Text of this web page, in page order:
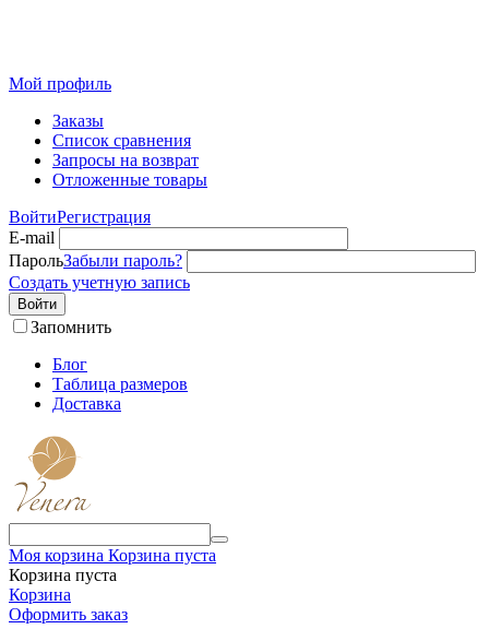
Мой профиль
Заказы
Список сравнения
Запросы на возврат
Отложенные товары
ВойтиРегистрация
E-mail
ПарольЗабыли пароль?
Создать учетную запись
Войти
Запомнить
Блог
Таблица размеров
Доставка
Моя корзина Корзина пуста
Корзина пуста
Корзина
Оформить заказ